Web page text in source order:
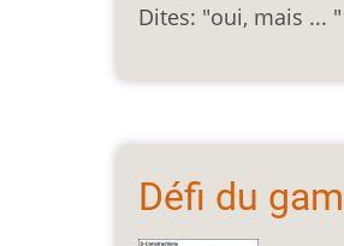
Dites: "oui, mais ...
Défi du